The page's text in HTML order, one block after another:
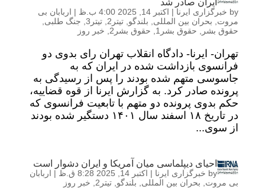
ایران صادر شد
by خبرگزاری ایرنا | اکتبر 14, 2025 4:00 ب.ظ | اربابان بی
مروت
بحران بین المللی بلندگو تیتر2 تیتر3 , جنگ طلبی
حقوق بشر
حقوق بشر1 حقوق بشر2 خبر روز
تهران- ایرنا- دادگاه انقلاب تهران رای بدوی دو
فرانسوی بازداشت شده در ایران که به
جاسوسی متهم شده بودند را پس از رسیدگی به
پرونده صادر کرد. به گزارش ایرنا از قوه قضاییه،
حکم بدوی پرونده دو متهم با تابعیت فرانسوی که
در تاریخ ۱۸ اسفند سال ۱۴۰۱ دستگیر شده بودند
از سوی...
احیای دیپلماسی میان آمریکا و ایران دشوار است
by خبرگزاری ایرنا | اکتبر 14, 2025 8:28 ق.ظ | اربابان
بی مروت
بحران بین المللی بلندگو تیتر2 خبر روز